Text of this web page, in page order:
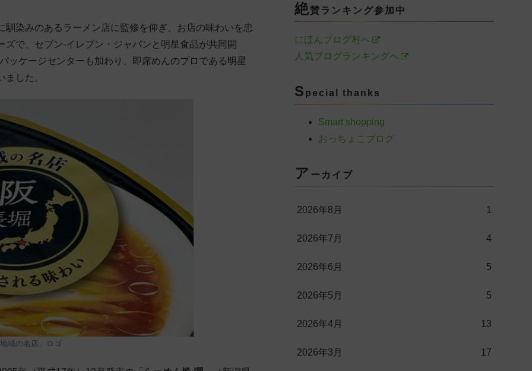
染みのあるラーメン店に監修を仰ぎ、お店の味わいを忠
で、セブン-イレブン・ジャパンと明星食品が共同開
ッケージセンターも加わり、即席めんのプロである明星
した。
域の名店」ロゴ
絶賛ランキング参加中
にほんブログ村へ
人気ブログランキングへ
S pecial thanks
Smart shopping
おっちょこブログ
ア ーカイブ
2026年8月 1
2026年7月 4
2026年6月 5
2026年5月 5
2026年4月 13
2026年3月 17